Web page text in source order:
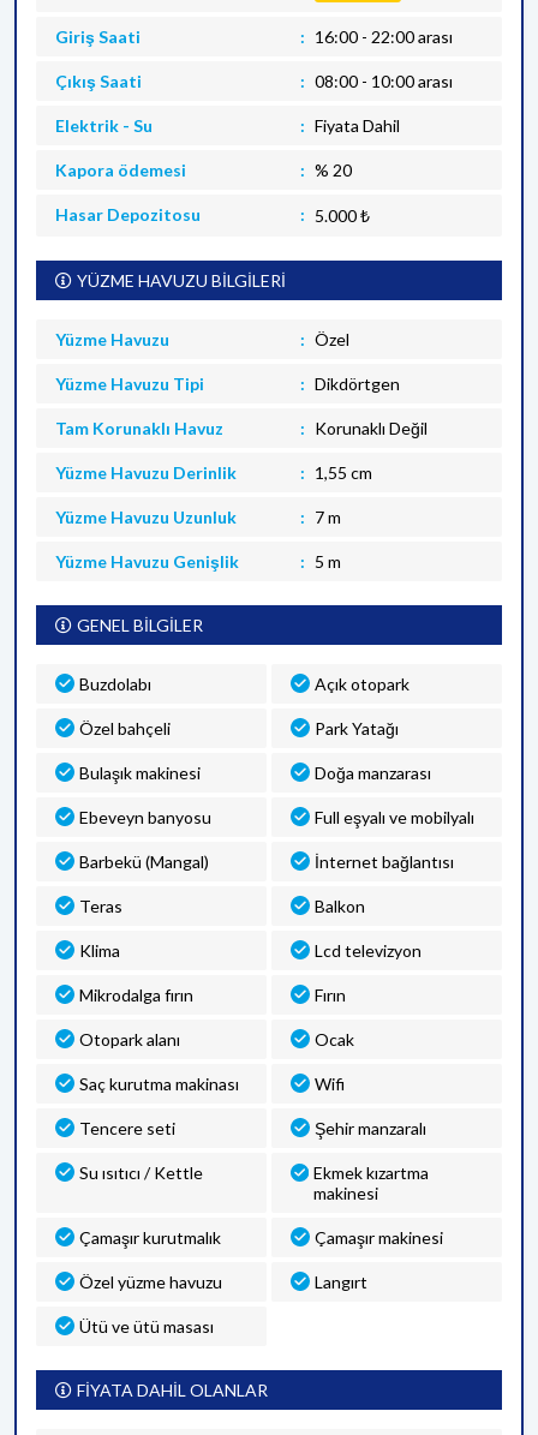
Giriş Saati 16:00 - 22:00 arası
Çıkış Saati 08:00 - 10:00 arası
Elektrik - Su Fiyata Dahil
Kapora ödemesi % 20
Hasar Depozitosu 5.000 ₺
YÜZME HAVUZU BİLGİLERİ
Yüzme Havuzu Özel
Yüzme Havuzu Tipi Dikdörtgen
Tam Korunaklı Havuz Korunaklı Değil
Yüzme Havuzu Derinlik 1,55 cm
Yüzme Havuzu Uzunluk 7 m
Yüzme Havuzu Genişlik 5 m
GENEL BİLGİLER
Buzdolabı Açık otopark
Özel bahçeli Park Yatağı
Bulaşık makinesi Doğa manzarası
Ebeveyn banyosu Full eşyalı ve mobilyalı
Barbekü (Mangal) İnternet bağlantısı
Teras Balkon
Klima Lcd televizyon
Mikrodalga fırın Fırın
Otopark alanı Ocak
Saç kurutma makinası Wifi
Tencere seti Şehir manzaralı
Su ısıtıcı / Kettle
Ekmek kızartma
makinesi
Çamaşır kurutmalık Çamaşır makinesi
Özel yüzme havuzu Langırt
Ütü ve ütü masası
FİYATA DAHİL OLANLAR